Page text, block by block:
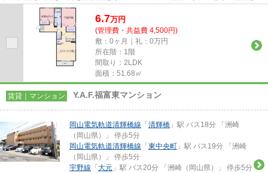
走式駐車場がご利用いただけま...
6.7万円
(管理費・共益費 4,500円)
敷：0ヶ月｜礼：0万円
所在階：1階
間取り：2LDK
面積：51.68㎡
賃貸｜マンション Y.A.F.福富東マンション
岡山電気軌道清輝橋線 「 清輝橋 」駅 バス18分 「洲崎
（岡山県）」 停歩5分
岡山電気軌道清輝橋線 「 東中央町 」駅 バス19分 「洲崎
（岡山県）」 停歩5分
宇野線 「 大元 」駅 バス20分 「洲崎（岡山県）」 停歩5分